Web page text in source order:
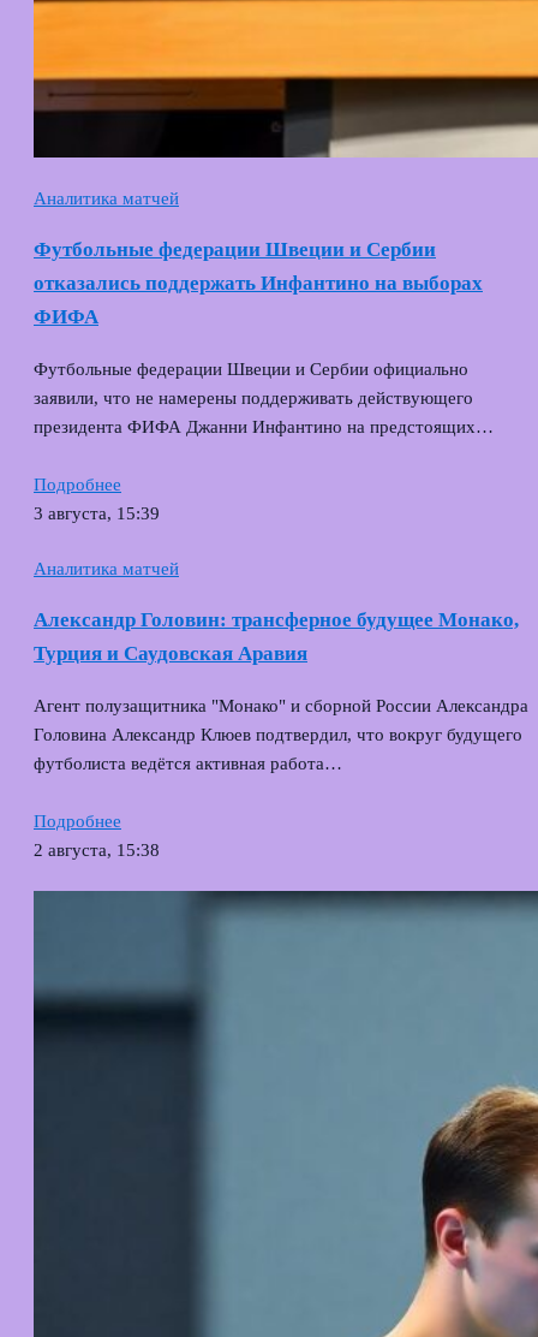
Аналитика матчей
Футбольные федерации Швеции и Сербии
отказались поддержать Инфантино на выборах
ФИФА
Футбольные федерации Швеции и Сербии официально
заявили, что не намерены поддерживать действующего
президента ФИФА Джанни Инфантино на предстоящих…
Подробнее
3 августа, 15:39
Аналитика матчей
Александр Головин: трансферное будущее Монако,
Турция и Саудовская Аравия
Агент полузащитника "Монако" и сборной России Александра
Головина Александр Клюев подтвердил, что вокруг будущего
футболиста ведётся активная работа…
Подробнее
2 августа, 15:38